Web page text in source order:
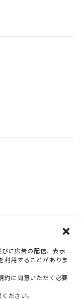
に広告の配信、表示
利用することがありま
約に同意いただく必要
ださい。
ラDMO